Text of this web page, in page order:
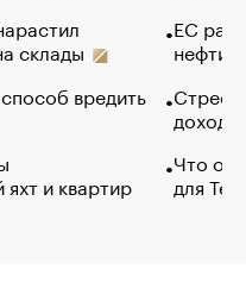
склады
вредить
и квартир
ЕС
нефти
Что
для